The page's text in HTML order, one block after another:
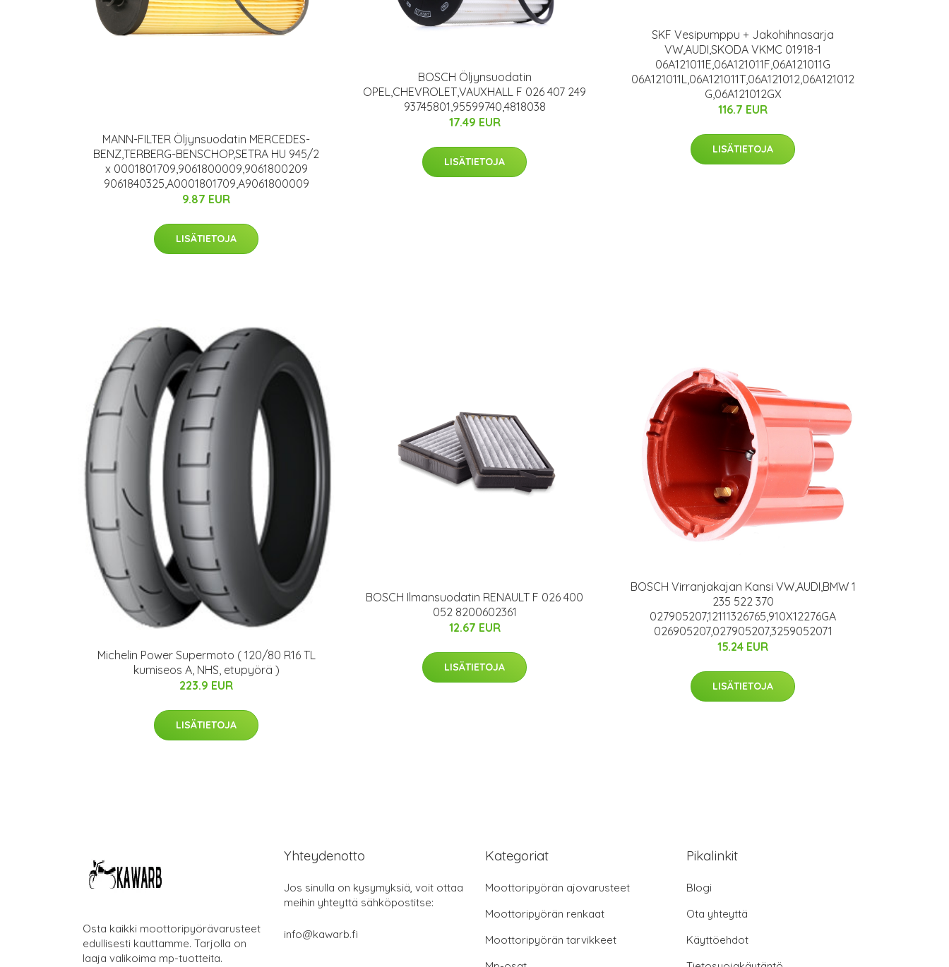
MANN-FILTER Öljynsuodatin MERCEDES-
BENZ,TERBERG-BENSCHOP,SETRA HU 945/2
x 0001801709,9061800009,9061800209
9061840325,A0001801709,A9061800009
9.87 EUR
LISÄTIETOJA
BOSCH Öljynsuodatin
OPEL,CHEVROLET,VAUXHALL F 026 407 249
93745801,95599740,4818038
17.49 EUR
LISÄTIETOJA
SKF Vesipumppu + Jakohihnasarja
VW,AUDI,SKODA VKMC 01918-1
06A121011E,06A121011F,06A121011G
06A121011L,06A121011T,06A121012,06A121012
G,06A121012GX
116.7 EUR
LISÄTIETOJA
Michelin Power Supermoto ( 120/80 R16 TL
kumiseos A, NHS, etupyörä )
223.9 EUR
LISÄTIETOJA
BOSCH Ilmansuodatin RENAULT F 026 400
052 8200602361
12.67 EUR
LISÄTIETOJA
BOSCH Virranjakajan Kansi VW,AUDI,BMW 1
235 522 370
027905207,12111326765,910X12276GA
026905207,027905207,3259052071
15.24 EUR
LISÄTIETOJA
Osta kaikki moottoripyörävarusteet
edullisesti kauttamme. Tarjolla on
laaja valikoima mp-tuotteita.
Yhteydenotto
Jos sinulla on kysymyksiä, voit ottaa
meihin yhteyttä sähköpostitse:
info@kawarb.fi
Kategoriat
Moottoripyörän ajovarusteet
Moottoripyörän renkaat
Moottoripyörän tarvikkeet
Pikalinkit
Blogi
Ota yhteyttä
Käyttöehdot